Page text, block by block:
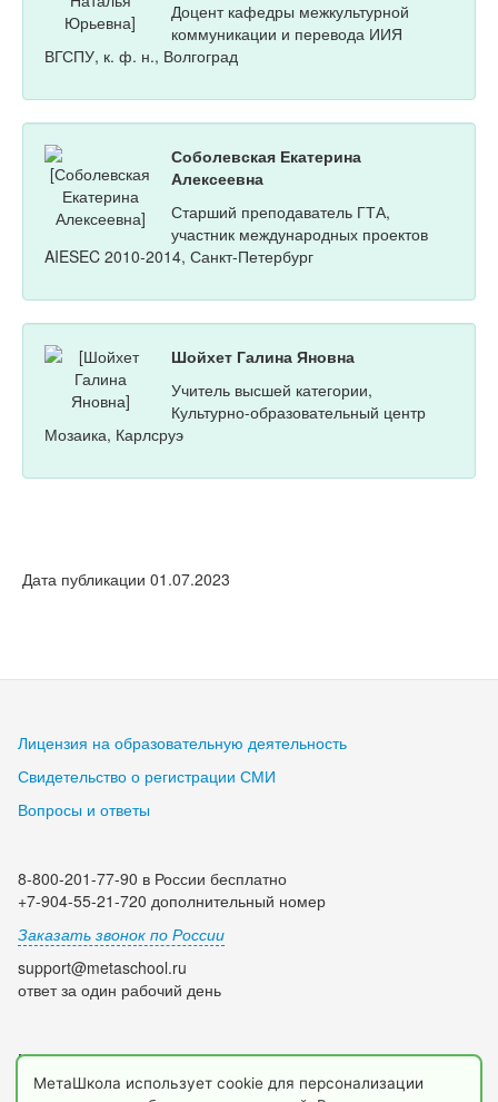
Доцент кафедры межкультурной
коммуникации и перевода ИИЯ
ВГСПУ, к. ф. н., Волгоград
Соболевская Екатерина
Алексеевна
Старший преподаватель ГТА,
участник международных проектов
AIESEC 2010-2014, Санкт-Петербург
Шойхет Галина Яновна
Учитель высшей категории,
Культурно-образовательный центр
Мозаика, Карлсруэ
Дата публикации 01.07.2023
Лицензия на образовательную деятельность
Свидетельство о регистрации СМИ
Вопросы и ответы
8-800-201-77-90 в России бесплатно
+7-904-55-21-720 дополнительный номер
Заказать звонок по России
support@metaschool.ru
ответ за один рабочий день
Мы в социальных сетях:
МетаШкола использует cookie для персонализации